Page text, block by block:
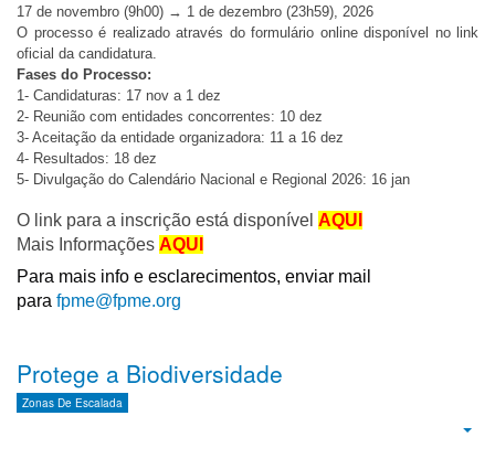
17 de novembro (9h00) → 1 de dezembro (23h59), 2026
O processo é realizado através do formulário online disponível no link
oficial da candidatura.
Fases do Processo:
1- Candidaturas: 17 nov a 1 dez
2- Reunião com entidades concorrentes: 10 dez
3- Aceitação da entidade organizadora: 11 a 16 dez
4- Resultados: 18 dez
5- Divulgação do Calendário Nacional e Regional 2026: 16 jan
O link para a inscrição está disponível AQUI
Mais Informações AQUI
Para mais info e esclarecimentos, enviar mail
para fpme@fpme.org
Protege a Biodiversidade
Zonas De Escalada